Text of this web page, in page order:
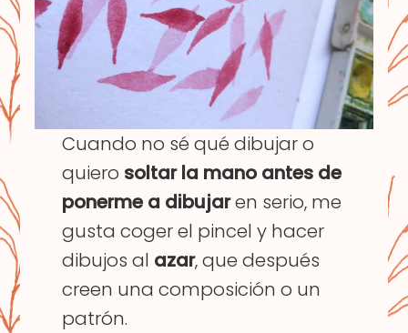
Cuando no sé qué dibujar o
quiero soltar la mano antes de
ponerme a dibujaren serio, me
gusta coger el pincel y hacer
dibujos al azar, que después
creen una composición o un
patrón.